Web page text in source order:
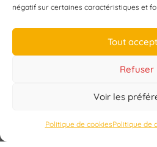
négatif sur certaines caractéristiques et
Tout
Refuser
Voir les
Politique de cookiesPolitique de
Designed by
Copyright